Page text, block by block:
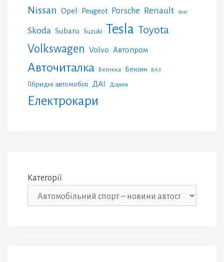
Nissan Opel Peugeot Porsche Renault Seat
Skoda Subaru Suzuki Tesla Toyota
Volkswagen Volvo Автопром
Авточиталка Безпека Бензин ВАЗ
Гібридні автомобілі ДАІ Дороги
Електрокари
Категорії